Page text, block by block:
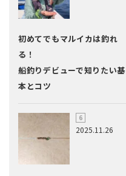
初めてでもマルイカは釣れ
る！
船釣りデビューで知りたい基
本とコツ
2025.11.26